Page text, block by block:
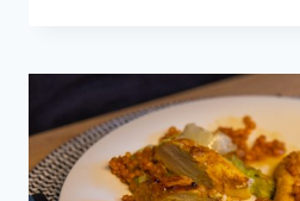
HALLOUMI
POPCORN